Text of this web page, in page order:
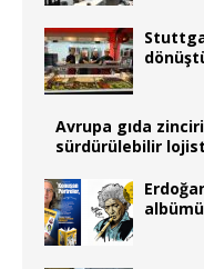
Avrupa gıda
sürdürülebilir